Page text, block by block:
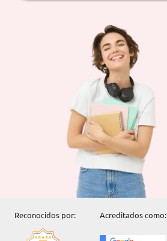
formacion@euroinnova.com
TRABAJA CON NOSOTROS
Reconocidos por: Acreditados como: